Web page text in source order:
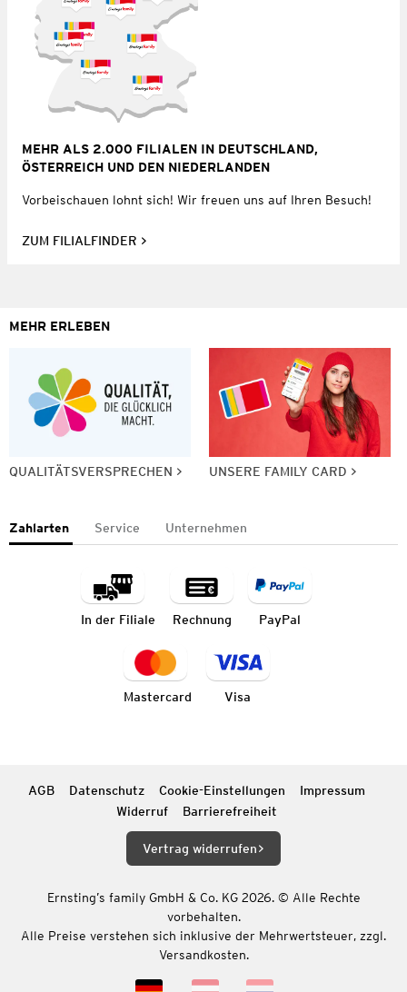
MEHR ALS 2.000 FILIALEN IN DEUTSCHLAND,
ÖSTERREICH UND DEN NIEDERLANDEN
Vorbeischauen lohnt sich! Wir freuen uns auf Ihren Besuch!
ZUM FILIALFINDER
MEHR ERLEBEN
QUALITÄTSVERSPRECHEN UNSERE FAMILY CARD
Zahlarten Service Unternehmen
In der Filiale Rechnung PayPal
Mastercard Visa
AGB Datenschutz Cookie-Einstellungen
Impressum
Widerruf
Barrierefreiheit
Vertrag widerrufen
Ernsting’s family GmbH & Co. KG 2026. © Alle Rechte
vorbehalten.
Alle Preise verstehen sich inklusive der Mehrwertsteuer, zzgl.
Versandkosten.